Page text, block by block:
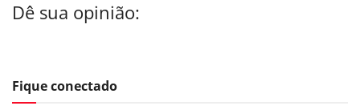
Dê sua opinião:
Fique conectado